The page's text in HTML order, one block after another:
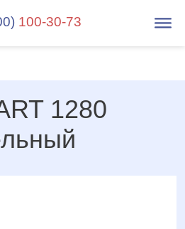
100-30-73
1280